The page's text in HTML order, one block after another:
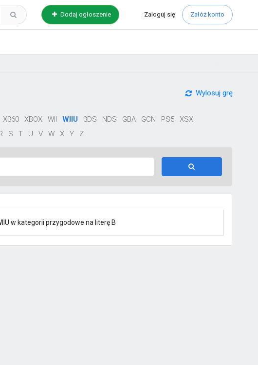
Dodaj ogłoszenie Zaloguj się Załóż konto
Wylosuj grę
X360 XBOX WII WIIU 3DS NDS GBA GCN PS5
XSX
S T U V W X Y Z
w kategorii przygodowe na literę B